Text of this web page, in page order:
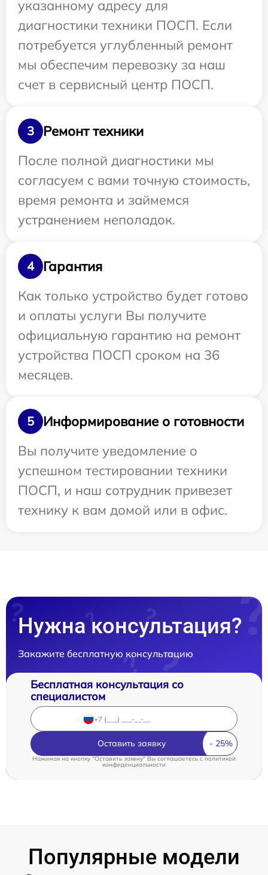
указанному адресу для
диагностики техники ПОСП. Если
потребуется углубленный ремонт
мы обеспечим перевозку за наш
счет в сервисный центр ПОСП.
3
Ремонт техники
После полной диагностики мы
согласуем с вами точную стоимость,
время ремонта и займемся
устранением неполадок.
4
Гарантия
Как только устройство будет готово
и оплаты услуги Вы получите
официальную гарантию на ремонт
устройства ПОСП сроком на 36
месяцев.
5
Информирование о готовности
Вы получите уведомление о
успешном тестировании техники
ПОСП, и наш сотрудник привезет
технику к вам домой или в офис.
Нужна консультация?
Закажите бесплатную консультацию
Бесплатная консультация со
специалистом
Оставить заявку
Нажимая на кнопку "Оставить заявку" Вы соглашаетесь c политикой
конфиденциальности
Популярные модели